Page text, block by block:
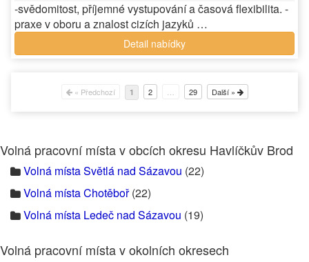
-svědomitost, příjemné vystupování a časová flexibilita. -
praxe v oboru a znalost cizích jazyků …
Detail nabídky
« Předchozí 1 2 29 Další »
Volná pracovní místa v obcích okresu Havlíčkův Brod
Volná místa Světlá nad Sázavou (22)
Volná místa Chotěboř(22)
Volná místa Ledeč nad Sázavou (19)
Volná pracovní místa v okolních okresech